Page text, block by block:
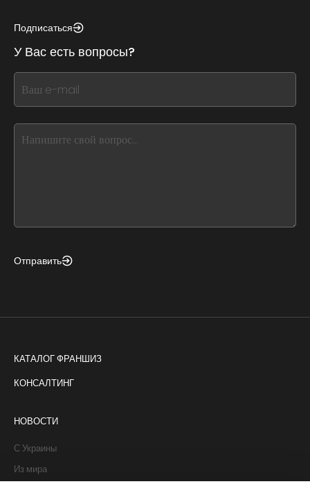
this,
this
form
field
blank
Подписаться
У Вас есть вопросы?
If
you
this,
Отправить
КАТАЛОГ ФРАНШИЗ
КОНСАЛТИНГ
НОВОСТИ
С Украины
Из мира